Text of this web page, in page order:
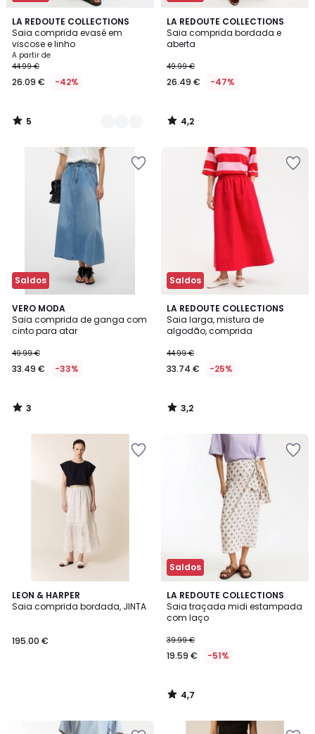
LA REDOUTE COLLECTIONS
Saia comprida evasé em
viscose e linho
A partir de
44.99 €
26.09 € -42%
5
/
5
2
Cores
5
/
LA REDOUTE COLLECTIONS
Saia comprida bordada e
aberta
49.99 €
26.49 € -47%
4,2
/ 5
4,2
/
Saldos
VERO MODA
Saia comprida de ganga com
cinto para atar
49.99 €
33.49 € -33%
3
/
5
3
/
Saldos
LA REDOUTE COLLECTIONS
Saia larga, mistura de
algodão, comprida
44.99 €
33.74 € -25%
3,2
/ 5
3,2
/
LEON & HARPER
Saia comprida bordada, JINTA
195.00 €
Saldos
LA REDOUTE COLLECTIONS
Saia traçada midi estampada
com laço
39.99 €
19.59 € -51%
4,7
/ 5
4,7
/